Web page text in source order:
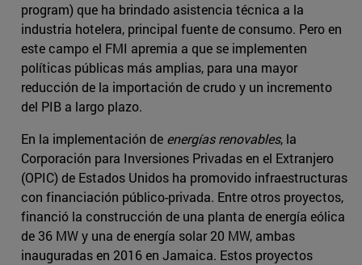
program) que ha brindado asistencia técnica a la
industria hotelera, principal fuente de consumo. Pero en
este campo el FMI apremia a que se implementen
políticas públicas más amplias, para una mayor
reducción de la importación de crudo y un incremento
del PIB a largo plazo.
En la implementación de energías renovables, la
Corporación para Inversiones Privadas en el Extranjero
(OPIC) de Estados Unidos ha promovido infraestructuras
con financiación público-privada. Entre otros proyectos,
financió la construcción de una planta de energía eólica
de 36 MW y una de energía solar 20 MW, ambas
inauguradas en 2016 en Jamaica. Estos proyectos